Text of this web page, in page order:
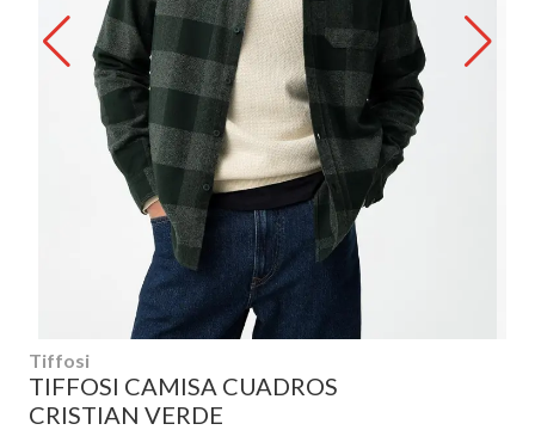
Tiffosi
TIFFOSI CAMISA CUADROS
CRISTIAN VERDE